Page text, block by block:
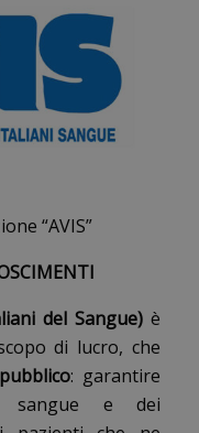
“AVIS”
del Sangue) è
di lucro, che
: garantire
sangue e dei